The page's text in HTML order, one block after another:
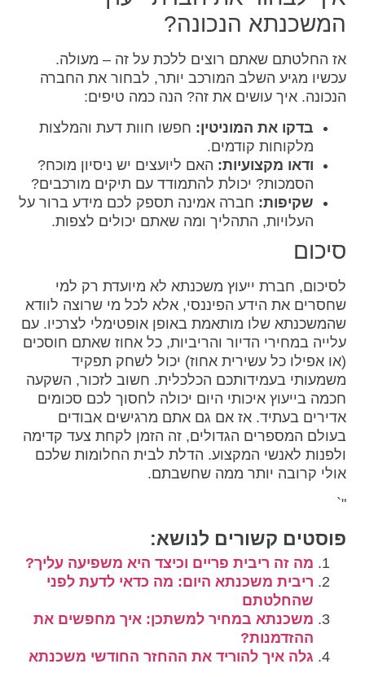
המשכנתא הנכונה?
אז החלטתם שאתם רוצים ללכת על זה – מעולה.
עכשיו מגיע השלב המורכב יותר, לבחור את החברה
הנכונה. איך עושים את זה? הנה כמה טיפים:
בדקו את המוניטין: חפשו חוות דעת והמלצות
מלקוחות קודמים.
ודאו מקצועיות: האם ליועצים יש ניסיון מוכח?
הסמכות? יכולת להתמודד עם תיקים מורכבים?
שקיפות: חברה אמינה תספק לכם מידע ברור על
העלויות, התהליך ומה שאתם יכולים לצפות.
סיכום
לסיכום, חברת ייעוץ משכנתא לא מיועדת רק למי
שחסרים את הידע הפיננסי, אלא לכל מי שרוצה לוודא
שהמשכנתא שלו מותאמת באופן אופטימלי לצרכיו. עם
עלייה במחירי הדיור והריביות, כל אחוז שאתם חוסכים
(או אפילו כל עשירית אחוז) יכול לשחק תפקיד
משמעותי בעמידותכם הכלכלית. חשוב לזכור, השקעה
חכמה בייעוץ איכותי היום יכולה לחסוך לכם סכומים
אדירים בעתיד. אז אם גם אתם מרגישים אבודים
בעולם המספרים הגדולים, זה הזמן לקחת צעד קדימה
ולפנות לאנשי המקצוע. הדלת לבית החלומות שלכם
אולי קרובה יותר ממה שחשבתם.
"`
פוסטים קשורים לנושא:
מה זה ריבית פריים וכיצד היא משפיעה עליך?
ריבית משכנתא היום: מה כדאי לדעת לפני
שהחלטתם
משכנתא במחיר למשתכן: איך מחפשים את
ההזדמנות?
גלה איך להוריד את ההחזר החודשי משכנתא